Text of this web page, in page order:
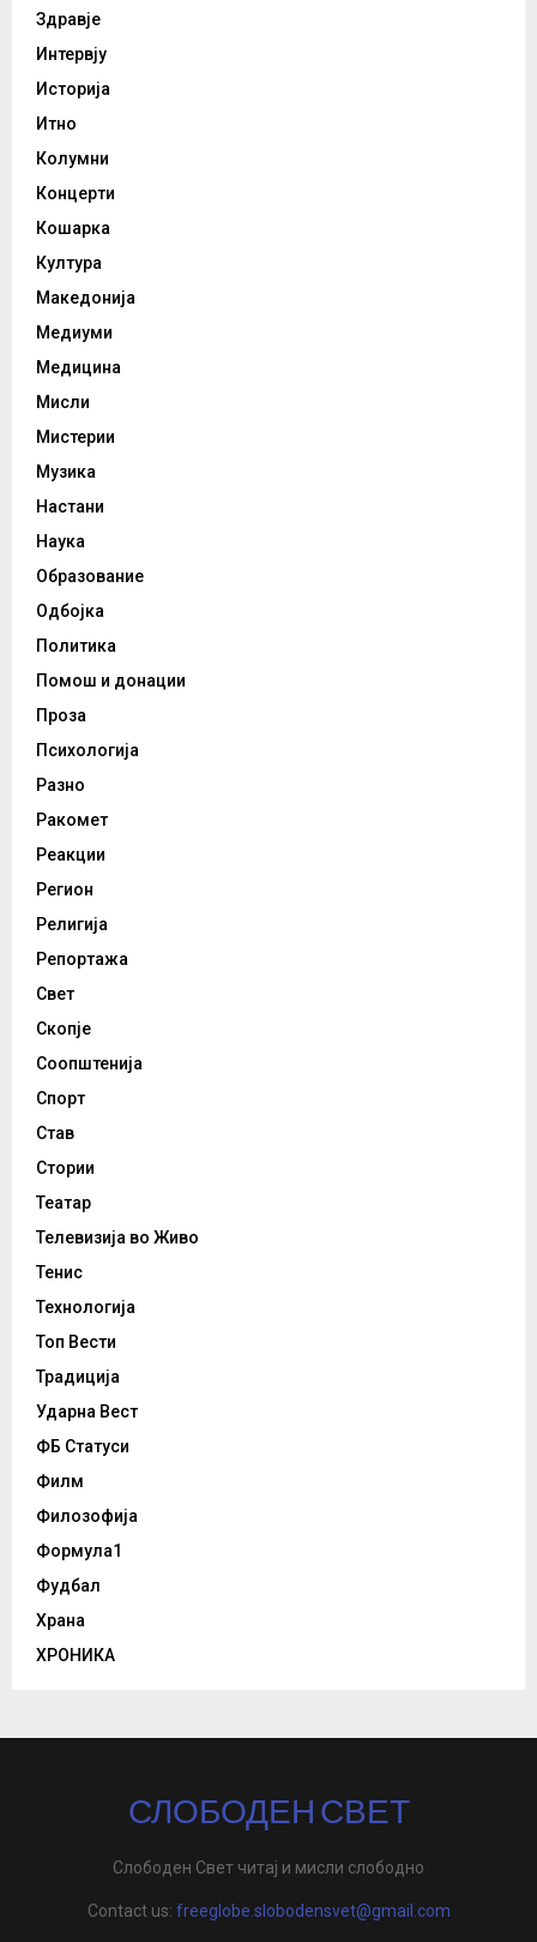
Здравје
Интервју
Историја
Итно
Колумни
Концерти
Кошарка
Култура
Македонија
Медиуми
Медицина
Мисли
Мистерии
Музика
Настани
Наука
Образование
Одбојка
Политика
Помош и донации
Проза
Психологија
Разно
Ракомет
Реакции
Регион
Религија
Репортажа
Свет
Скопје
Соопштенија
Спорт
Став
Стории
Театар
Телевизија во Живо
Тенис
Технологија
Топ Вести
Традиција
Ударна Вест
ФБ Статуси
Филм
Филозофија
Формула1
Фудбал
Храна
ХРОНИКА
СЛОБОДЕН СВЕТ
Слободен Свет читај и мисли слободно
Contact us: freeglobe.slobodensvet@gmail.com